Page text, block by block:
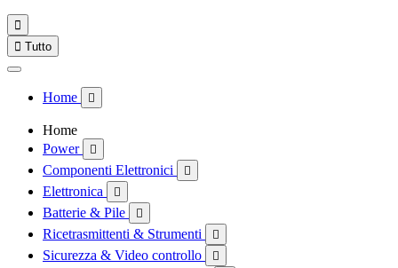

 Tutto
Home 
Home
Power

Componenti Elettronici 
Elettronica 
Batterie & Pile 
Ricetrasmittenti & Strumenti 
Sicurezza & Video controllo 